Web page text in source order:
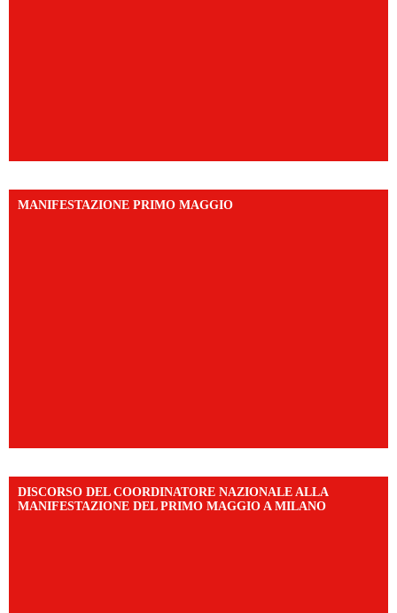
MANIFESTAZIONE PRIMO MAGGIO
DISCORSO DEL COORDINATORE NAZIONALE ALLA
MANIFESTAZIONE DEL PRIMO MAGGIO A MILANO